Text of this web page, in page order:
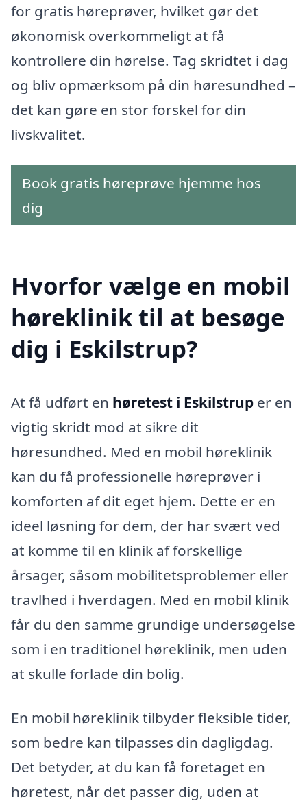
for gratis høreprøver, hvilket gør det
økonomisk overkommeligt at få
kontrollere din hørelse. Tag skridtet i dag
og bliv opmærksom på din høresundhed –
det kan gøre en stor forskel for din
livskvalitet.
Book gratis høreprøve hjemme hos
dig
Hvorfor vælge en mobil
høreklinik til at besøge
dig i Eskilstrup?
At få udført en høretest i Eskilstrup er en
vigtig skridt mod at sikre dit
høresundhed. Med en mobil høreklinik
kan du få professionelle høreprøver i
komforten af dit eget hjem. Dette er en
ideel løsning for dem, der har svært ved
at komme til en klinik af forskellige
årsager, såsom mobilitetsproblemer eller
travlhed i hverdagen. Med en mobil klinik
får du den samme grundige undersøgelse
som i en traditionel høreklinik, men uden
at skulle forlade din bolig.
En mobil høreklinik tilbyder fleksible tider,
som bedre kan tilpasses din dagligdag.
Det betyder, at du kan få foretaget en
høretest, når det passer dig, uden at